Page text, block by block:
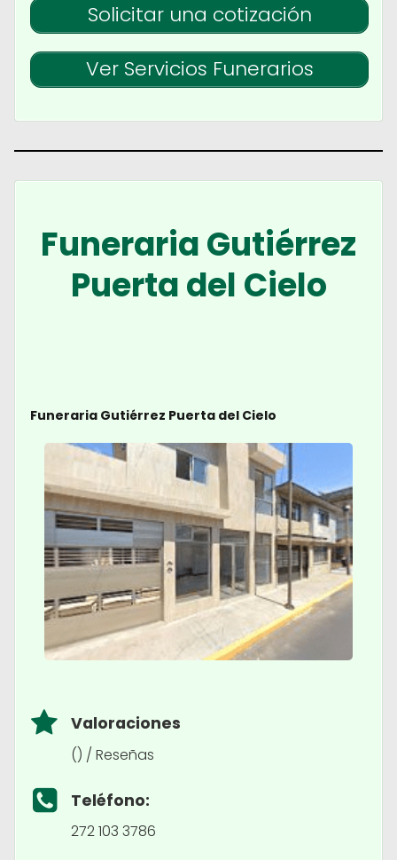
Solicitar una cotización
Ver Servicios Funerarios
Funeraria Gutiérrez
Puerta del Cielo
Funeraria Gutiérrez Puerta del Cielo
Valoraciones
() / Reseñas
Teléfono:
272 103 3786